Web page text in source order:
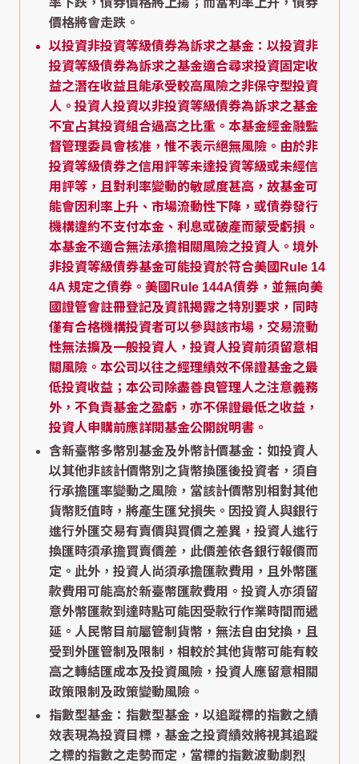
率下跌，債券價格將上揚；而當利率上升，債券
價格將會走跌。
以投資非投資等級債券為訴求之基金：以投資非
投資等級債券為訴求之基金適合尋求投資固定收
益之潛在收益且能承受較高風險之非保守型投資
人。投資人投資以非投資等級債券為訴求之基金
不宜占其投資組合過高之比重。本基金經金融監
督管理委員會核准，惟不表示絕無風險。由於非
投資等級債券之信用評等未達投資等級或未經信
用評等，且對利率變動的敏感度甚高，故基金可
能會因利率上升、市場流動性下降，或債券發行
機構違約不支付本金、利息或破產而蒙受虧損。
本基金不適合無法承擔相關風險之投資人。境外
非投資等級債券基金可能投資於符合美國Rule 14
4A 規定之債券。美國Rule 144A債券，並無向美
國證管會註冊登記及資訊揭露之特別要求，同時
僅有合格機構投資者可以參與該市場，交易流動
性無法擴及一般投資人，投資人投資前須留意相
關風險。本公司以往之經理績效不保證基金之最
低投資收益；本公司除盡善良管理人之注意義務
外，不負責基金之盈虧，亦不保證最低之收益，
投資人申購前應詳閱基金公開說明書。
含新臺幣多幣別基金及外幣計價基金：如投資人
以其他非該計價幣別之貨幣換匯後投資者，須自
行承擔匯率變動之風險，當該計價幣別相對其他
貨幣貶值時，將產生匯兌損失。因投資人與銀行
進行外匯交易有賣價與買價之差異，投資人進行
換匯時須承擔買賣價差，此價差依各銀行報價而
定。此外，投資人尚須承擔匯款費用，且外幣匯
款費用可能高於新臺幣匯款費用。投資人亦須留
意外幣匯款到達時點可能因受款行作業時間而遞
延。人民幣目前屬管制貨幣，無法自由兌換，且
受到外匯管制及限制，相較於其他貨幣可能有較
高之轉結匯成本及投資風險，投資人應留意相關
政策限制及政策變動風險。
指數型基金：指數型基金，以追蹤標的指數之績
效表現為投資目標，基金之投資績效將視其追蹤
之標的指數之走勢而定，當標的指數波動劇烈